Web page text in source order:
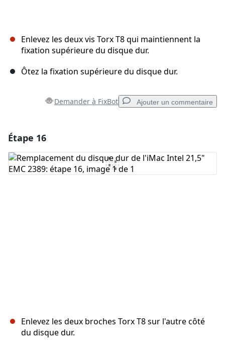
Enlevez les deux vis Torx T8 qui maintiennent la
fixation supérieure du disque dur.
Ôtez la fixation supérieure du disque dur.
Demander à FixBot Ajouter un commentaire
Ajouter un commentaire
Étape 16
Enlevez les deux broches Torx T8 sur l'autre côté
du disque dur.